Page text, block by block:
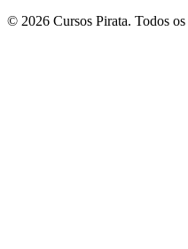
© 2026 Cursos Pirata. Todos os